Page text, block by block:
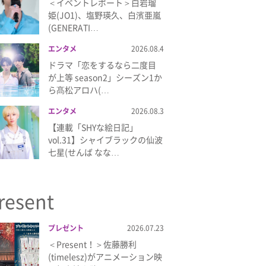
＜イベントレポート＞白岩瑠
姫(JO1)、塩野瑛久、白濱亜嵐
(GENERATI…
エンタメ 2026.08.4
ドラマ「恋をするなら二度目
が上等 season2」シーズン1か
ら髙松アロハ(…
エンタメ 2026.08.3
【連載「SHYな絵日記」
vol.31】シャイブラックの仙波
七星(せんば なな…
プレゼント 2026.07.23
＜Present！＞佐藤勝利
(timelesz)がアニメーション映